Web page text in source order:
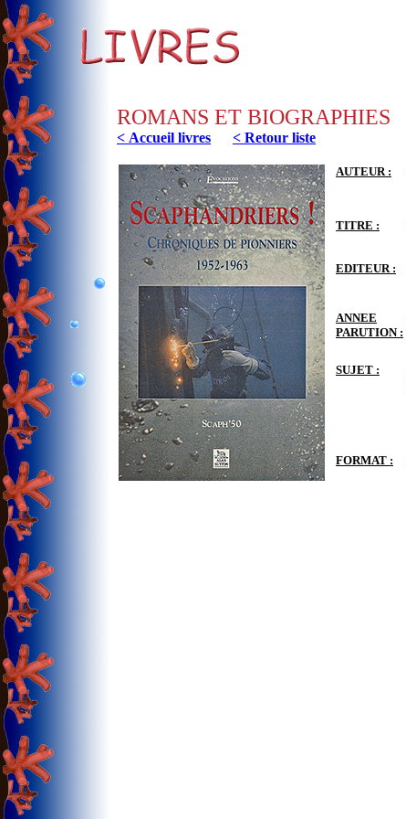
ROMANS ET BIOGRAPHIES
< Accueil livres < Retour liste
AUTEUR :
TITRE :
EDITEUR :
ANNEE
PARUTION :
SUJET :
FORMAT :